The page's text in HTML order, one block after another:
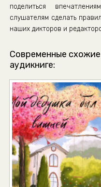
поделиться
слушателям сделать
наших дикторов и
Современные
аудикниге: